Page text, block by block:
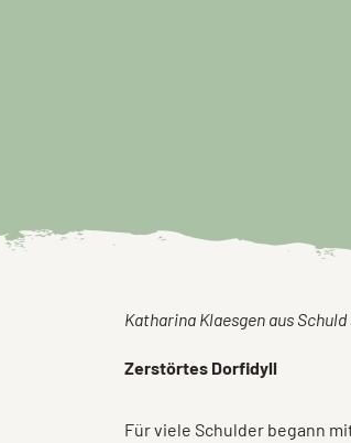
Katharina Klaesgen aus
Zerstörtes Dorfidyll
Für viele Schulder begann